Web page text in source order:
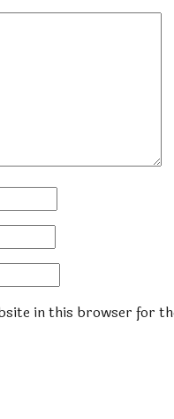
in this browser for